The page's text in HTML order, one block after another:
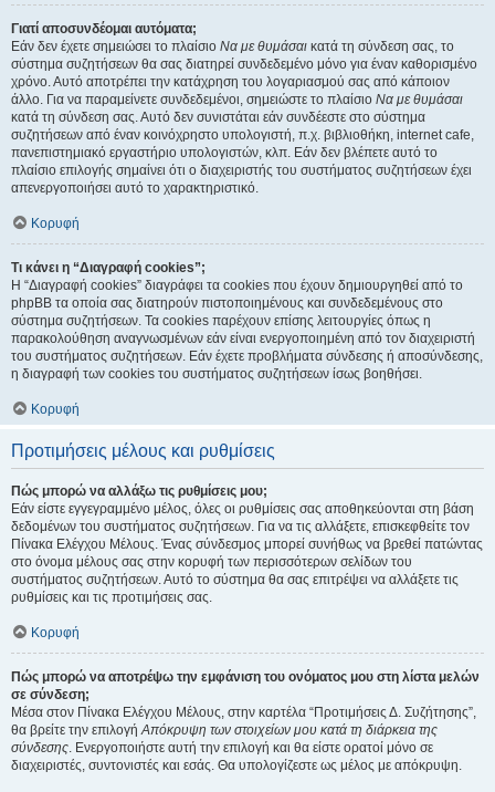
Γιατί αποσυνδέομαι αυτόματα;
Εάν δεν έχετε σημειώσει το πλαίσιο Να με θυμάσαι κατά τη σύνδεση σας, το
σύστημα συζητήσεων θα σας διατηρεί συνδεδεμένο μόνο για έναν καθορισμένο
χρόνο. Αυτό αποτρέπει την κατάχρηση του λογαριασμού σας από κάποιον
άλλο. Για να παραμείνετε συνδεδεμένοι, σημειώστε το πλαίσιο Να με θυμάσαι
κατά τη σύνδεση σας. Αυτό δεν συνιστάται εάν συνδέεστε στο σύστημα
συζητήσεων από έναν κοινόχρηστο υπολογιστή, π.χ. βιβλιοθήκη, internet cafe,
πανεπιστημιακό εργαστήριο υπολογιστών, κλπ. Εάν δεν βλέπετε αυτό το
πλαίσιο επιλογής σημαίνει ότι ο διαχειριστής του συστήματος συζητήσεων έχει
απενεργοποιήσει αυτό το χαρακτηριστικό.
Κορυφή
Τι κάνει η “Διαγραφή cookies”;
Η “Διαγραφή cookies” διαγράφει τα cookies που έχουν δημιουργηθεί από το
phpBB τα οποία σας διατηρούν πιστοποιημένους και συνδεδεμένους στο
σύστημα συζητήσεων. Τα cookies παρέχουν επίσης λειτουργίες όπως η
παρακολούθηση αναγνωσμένων εάν είναι ενεργοποιημένη από τον διαχειριστή
του συστήματος συζητήσεων. Εάν έχετε προβλήματα σύνδεσης ή αποσύνδεσης,
η διαγραφή των cookies του συστήματος συζητήσεων ίσως βοηθήσει.
Κορυφή
Προτιμήσεις μέλους και ρυθμίσεις
Πώς μπορώ να αλλάξω τις ρυθμίσεις μου;
Εάν είστε εγγεγραμμένο μέλος, όλες οι ρυθμίσεις σας αποθηκεύονται στη βάση
δεδομένων του συστήματος συζητήσεων. Για να τις αλλάξετε, επισκεφθείτε τον
Πίνακα Ελέγχου Μέλους. Ένας σύνδεσμος μπορεί συνήθως να βρεθεί πατώντας
στο όνομα μέλους σας στην κορυφή των περισσότερων σελίδων του
συστήματος συζητήσεων. Αυτό το σύστημα θα σας επιτρέψει να αλλάξετε τις
ρυθμίσεις και τις προτιμήσεις σας.
Κορυφή
Πώς μπορώ να αποτρέψω την εμφάνιση του ονόματος μου στη λίστα μελών
σε σύνδεση;
Μέσα στον Πίνακα Ελέγχου Μέλους, στην καρτέλα “Προτιμήσεις Δ. Συζήτησης”,
θα βρείτε την επιλογήΑπόκρυψη των στοιχείων μου κατά τη διάρκεια της
σύνδεσης. Ενεργοποιήστε αυτή την επιλογή και θα είστε ορατοί μόνο σε
διαχειριστές, συντονιστές και εσάς. Θα υπολογίζεστε ως μέλος με απόκρυψη.